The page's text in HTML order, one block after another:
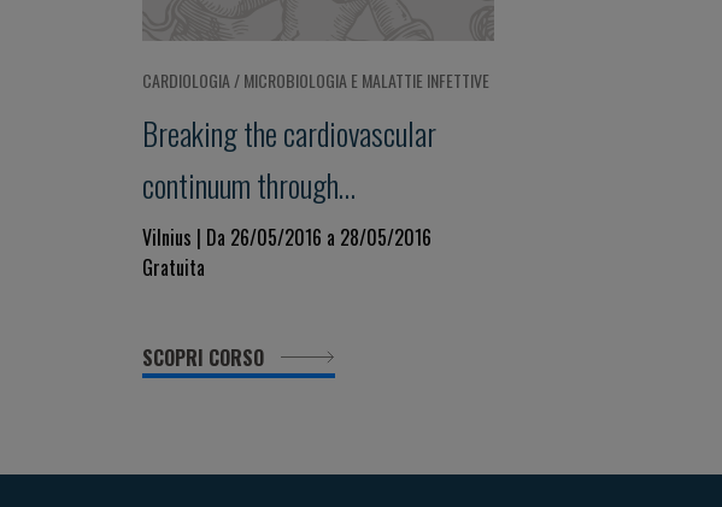
CARDIOLOGIA / MICROBIOLOGIA E MALATTIE INFETTIVE
Breaking the cardiovascular
continuum through
understanding, recognition,
treatment and prevention of the
disease - 4I – paradigm:
Introduce, Interpret, Interact,
Vilnius | Da 26/05/2016 a 28/05/2016
Gratuita
SCOPRI CORSO